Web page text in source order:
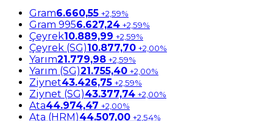
Gram6.660,55 +2,59%
Gram 9956.627,24 +2,59%
Çeyrek10.889,99 +2,59%
Çeyrek (SG)10.877,70 +2,00%
Yarım21.779,98 +2,59%
Yarım (SG)21.755,40 +2,00%
Ziynet43.426,75 +2,59%
Ziynet (SG)43.377,74 +2,00%
Ata44.974,47 +2,00%
Ata (HRM)44.507,00 +2,54%